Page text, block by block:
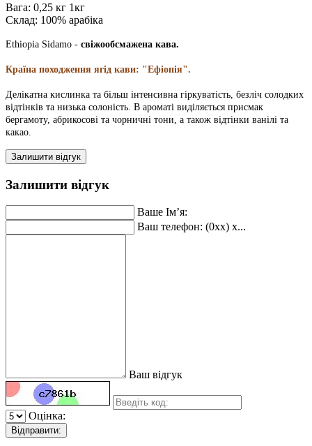
Вага: 0,25 кг 1кг
Склад: 100% арабіка
Ethiopia Sidamo - свіжообсмажена кава.
Країна походження ягід кави: "Ефіопія".
Делікатна кислинка та більш інтенсивна гіркуватість, безліч солодких
відтінків та низька солоність. В ароматі виділяється присмак
бергамоту, абрикосові та чорничні тони, а також відтінки ванілі та
какао.
Залишити відгук
Залишити відгук
Ваше Ім’я:
Ваш телефон: (0xx) x...
Ваш відгук
Оцінка:
Відправити: